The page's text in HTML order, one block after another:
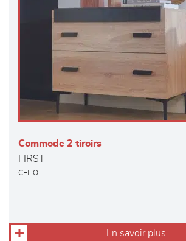
Commode 2 tiroirs
FIRST
CELIO
En savoir plus